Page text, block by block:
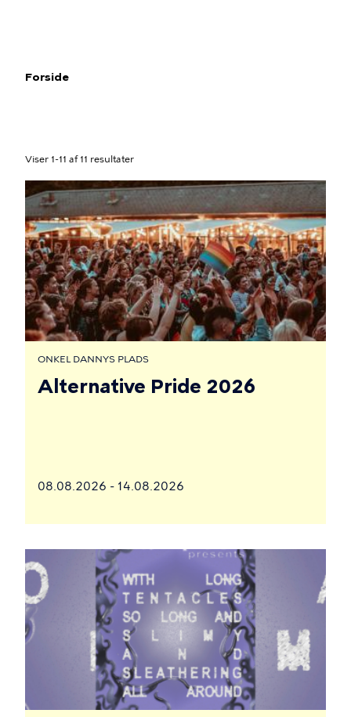
Forside
Program
Viser 1-11 af 11 resultater
ONKEL DANNYS PLADS
Alternative Pride 2026
08.08.2026 - 14.08.2026